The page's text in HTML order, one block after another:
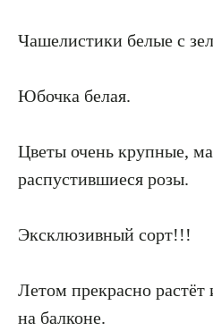
Чашелистики белые с
Юбочка белая.
Цветы очень крупные,
распустившиеся розы.
Эксклюзивный сорт!!!
Летом прекрасно растёт
на балконе.